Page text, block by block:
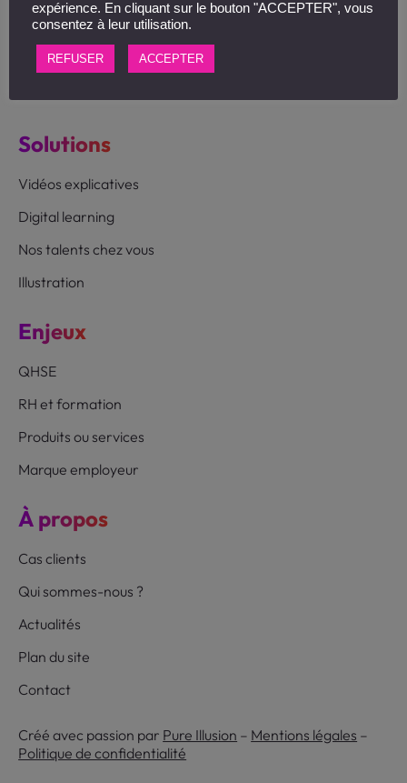
Suivez-nous :
Solutions
Vidéos explicatives
Digital learning
Nos talents chez vous
Illustration
Enjeux
QHSE
RH et formation
Produits ou services
Marque employeur
À propos
Cas clients
Qui sommes-nous ?
Actualités
Plan du site
Contact
Créé avec passion par Pure Illusion – Mentions légales –
Politique de confidentialité
expérience. En cliquant sur le bouton "ACCEPTER", vous
consentez à leur utilisation.
REFUSER ACCEPTER